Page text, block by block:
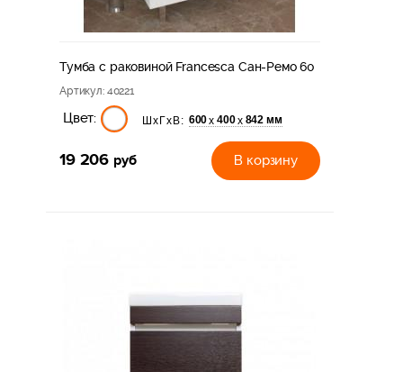
Тумба с раковиной Francesca Сан-Ремо 60
Артикул: 40221
Цвет: ШхГхВ: 600х 400х 842 мм
19 206 руб В корзину